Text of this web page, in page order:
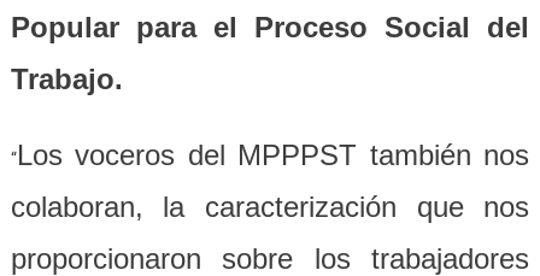
Popular para el Proceso Social del
Trabajo.
“Los voceros del MPPPST también nos
colaboran, la caracterización que nos
proporcionaron sobre los trabajadores